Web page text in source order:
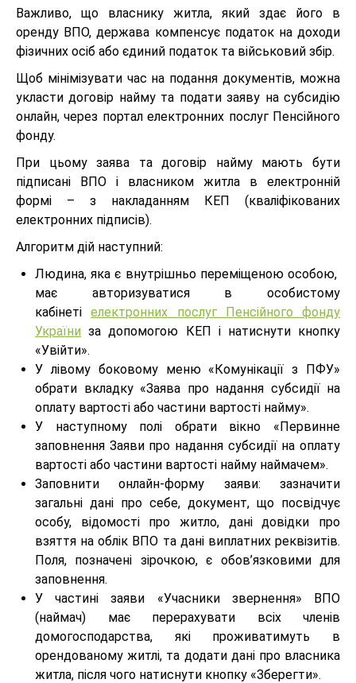
Важливо, що власнику житла, який здає його в
оренду ВПО, держава компенсує податок на доходи
фізичних осіб або єдиний податок та військовий збір.
Щоб мінімізувати час на подання документів, можна
укласти договір найму та подати заяву на субсидію
онлайн, через портал електронних послуг Пенсійного
фонду.
При цьому заява та договір найму мають бути
підписані ВПО і власником житла в електронній
формі – з накладанням КЕП (кваліфікованих
електронних підписів).
Алгоритм дій наступний:
Людина, яка є внутрішньо переміщеною особою,
має авторизуватися в особистому
кабінетіелектронних послуг Пенсійного фонду
України за допомогою КЕП і натиснути кнопку
«Увійти».
У лівому боковому меню «Комунікації з ПФУ»
обрати вкладку «Заява про надання субсидії на
оплату вартості або частини вартості найму».
У наступному полі обрати вікно «Первинне
заповнення Заяви про надання субсидії на оплату
вартості або частини вартості найму наймачем».
Заповнити онлайн-форму заяви: зазначити
загальні дані про себе, документ, що посвідчує
особу, відомості про житло, дані довідки про
взяття на облік ВПО та дані виплатних реквізитів.
Поля, позначені зірочкою, є обов’язковими для
заповнення.
У частині заяви «Учасники звернення» ВПО
(наймач) має перерахувати всіх членів
домогосподарства, які проживатимуть в
орендованому житлі, та додати дані про власника
житла, після чого натиснути кнопку «Зберегти».